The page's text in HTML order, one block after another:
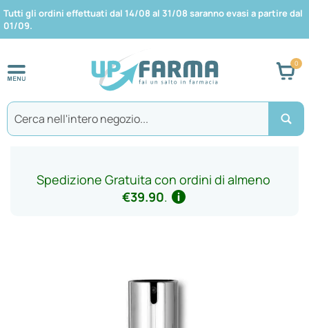
Tutti gli ordini effettuati dal 14/08 al 31/08 saranno evasi a partire dal
01/09.
Spedizione Gratuita con ordini di almeno
€39.90.